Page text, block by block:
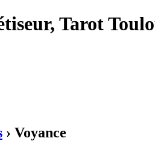
Tarot
› Voyance